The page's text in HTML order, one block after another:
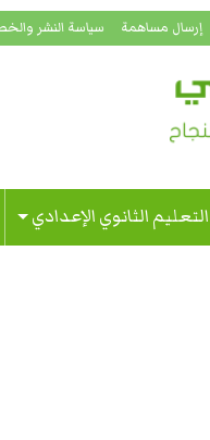
إرسال مساهمة سياسة النشر
التعليم الثانوي الإعدادي